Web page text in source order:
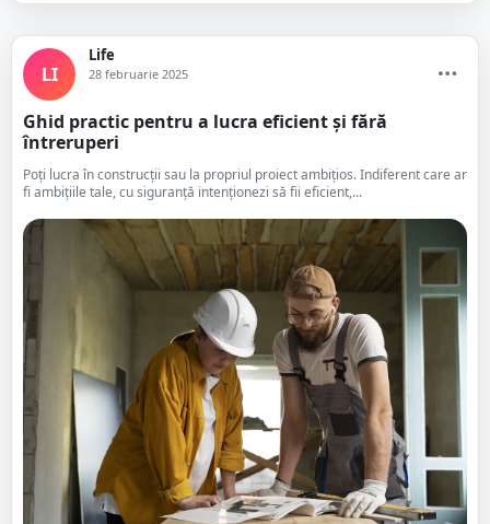
LI
Life
28 februarie 2025
Ghid practic pentru a lucra eficient și fără
întreruperi
Poți lucra în construcții sau la propriul proiect ambițios. Indiferent care ar
fi ambițiile tale, cu siguranță intenționezi să fii eficient,...